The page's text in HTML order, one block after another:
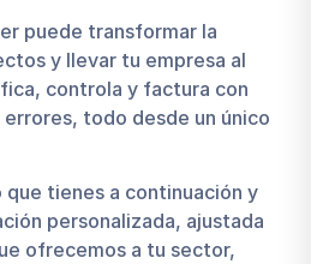
puede transformar la
y llevar tu empresa al
controla y factura con
todo desde un único
que tienes a continuación y
personalizada, ajustada
ofrecemos a tu sector,